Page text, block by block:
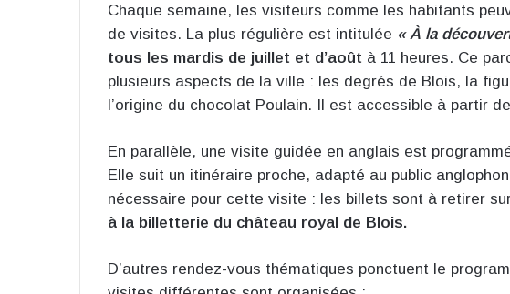
Chaque semaine, les visiteurs comme les habitants
de visites. La plus régulière est intitulée « À la
tous les mardis de juillet et d’août à 11 heures. Ce
plusieurs aspects de la ville : les degrés de Blois, la
l’origine du chocolat Poulain. Il est accessible à partir
En parallèle, une visite guidée en anglais est
Elle suit un itinéraire proche, adapté au public
nécessaire pour cette visite : les billets sont à retirer
à la billetterie du château royal de Blois.
D’autres rendez-vous thématiques ponctuent le